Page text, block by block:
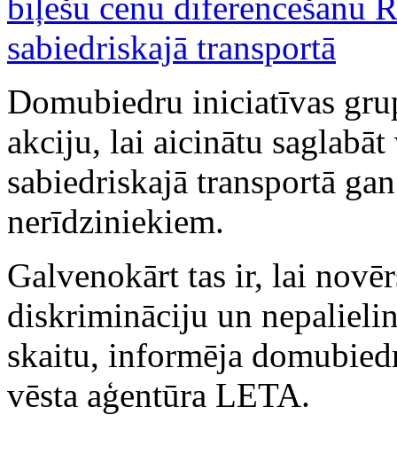
Domubiedru iniciatīvas
akciju, lai aicinātu saglabāt
sabiedriskajā transportā
nerīdziniekiem.
Galvenokārt tas ir, lai
diskrimināciju un
skaitu, informēja
vēsta aģentūra LETA.